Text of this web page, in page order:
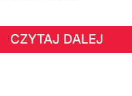
CZYTAJ DALEJ